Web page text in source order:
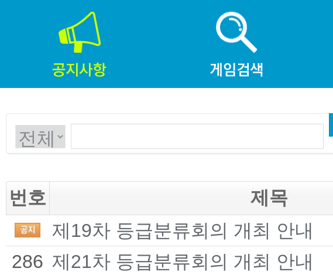
번호
제목
제19차 등급분류회의 개최 안내
286 제21차 등급분류회의 개최 안내